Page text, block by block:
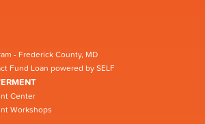
- Frederick County, MD
Fund Loan powered by SELF
Center
Workshops